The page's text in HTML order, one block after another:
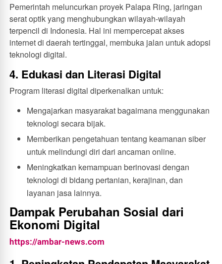
Pemerintah meluncurkan proyek Palapa Ring, jaringan
serat optik yang menghubungkan wilayah-wilayah
terpencil di Indonesia. Hal ini mempercepat akses
internet di daerah tertinggal, membuka jalan untuk adopsi
teknologi digital.
4. Edukasi dan Literasi Digital
Program literasi digital diperkenalkan untuk:
Mengajarkan masyarakat bagaimana menggunakan
teknologi secara bijak.
Memberikan pengetahuan tentang keamanan siber
untuk melindungi diri dari ancaman online.
Meningkatkan kemampuan berinovasi dengan
teknologi di bidang pertanian, kerajinan, dan
layanan jasa lainnya.
Dampak Perubahan Sosial dari
Ekonomi Digital
https://ambar-news.com